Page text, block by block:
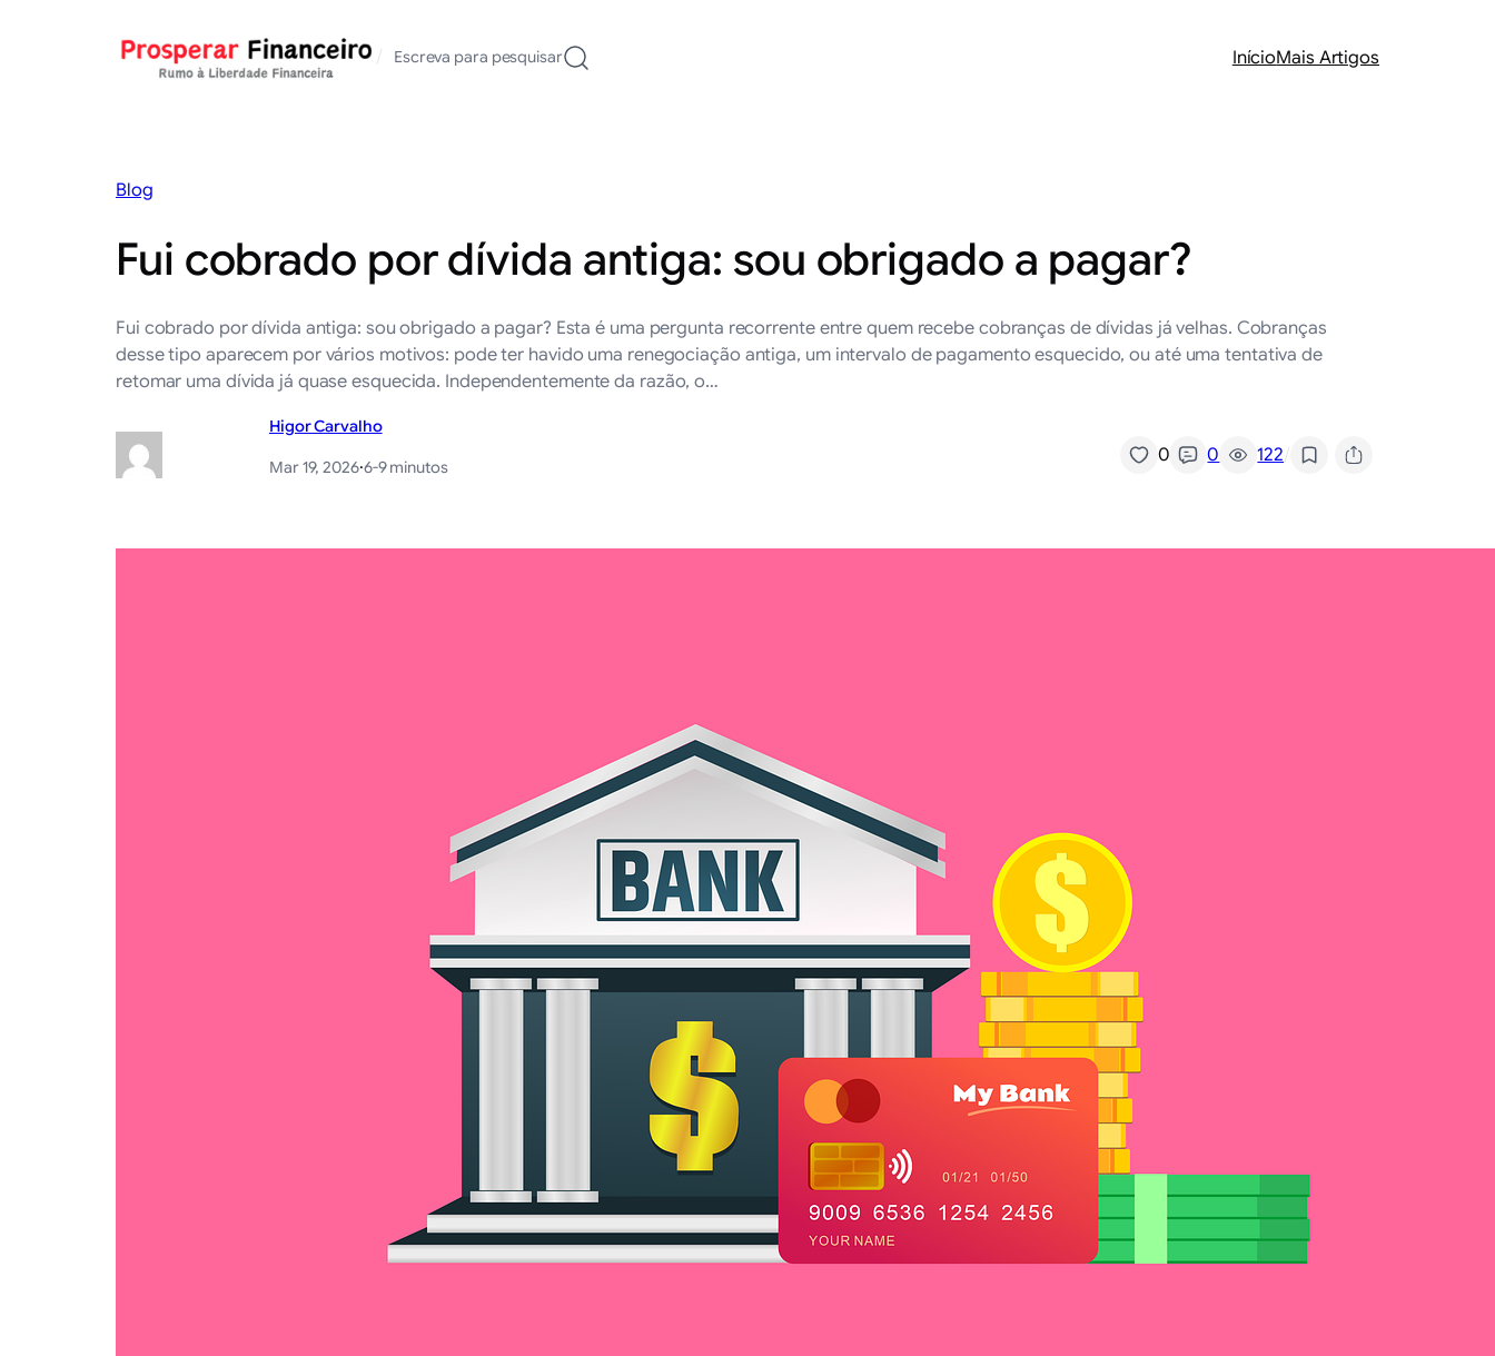
/ Escreva para pesquisar InícioMais Artigos
Blog
Fui cobrado por dívida antiga: sou obrigado a pagar?
Fui cobrado por dívida antiga: sou obrigado a pagar? Esta é uma pergunta recorrente entre quem recebe cobranças de dívidas já velhas. Cobranças
desse tipo aparecem por vários motivos: pode ter havido uma renegociação antiga, um intervalo de pagamento esquecido, ou até uma tentativa de
retomar uma dívida já quase esquecida. Independentemente da razão, o…
Higor Carvalho
Mar 19, 2026·6-9 minutos
0 0 122/